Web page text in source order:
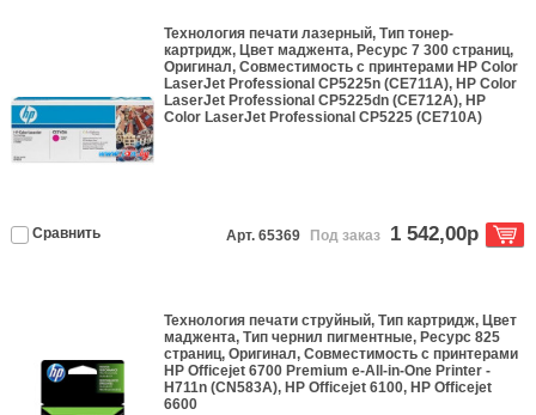
Технология печатилазерный, Типтонер-
картридж, Цветмаджента, Ресурс7 300 страниц,
Оригинал, Совместимость с принтерами HP Color
LaserJet Professional CP5225n (CE711A), HP Color
LaserJet Professional CP5225dn (CE712A), HP
Color LaserJet Professional CP5225 (CE710A)
Сравнить Арт. 65369 Под заказ 1 542,00р
Технология печатиструйный, Типкартридж, Цвет
маджента, Тип чернилпигментные, Ресурс825
страниц,Оригинал, Совместимость с принтерами
HP Officejet 6700 Premium e-All-in-One Printer -
H711n (CN583A), HP Officejet 6100, HP Officejet
6600